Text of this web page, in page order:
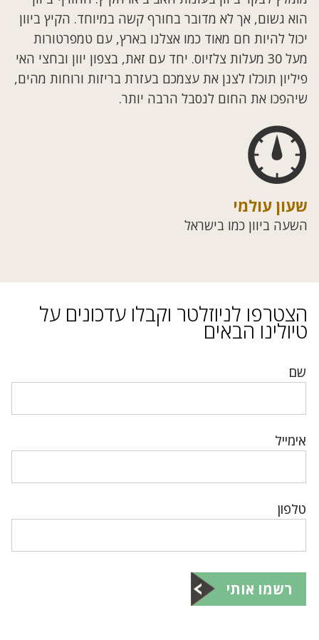
הוא גשום, אך לא מדובר בחורף קשה במיוחד. הקיץ ביוון
יכול להיות חם מאוד כמו אצלנו בארץ, עם טמפרטורות
מעל 30 מעלות צלזיוס. יחד עם זאת, בצפון יוון ובחצי האי
פיליון תוכלו לצנן את עצמכם בעזרת בריזות ורוחות מהים,
שיהפכו את החום לנסבל הרבה יותר.
שעון עולמי
השעה ביוון כמו בישראל
הצטרפו לניוזלטר וקבלו עדכונים על
טיולינו הבאים
שם
אימייל
טלפון
רשמו אותי